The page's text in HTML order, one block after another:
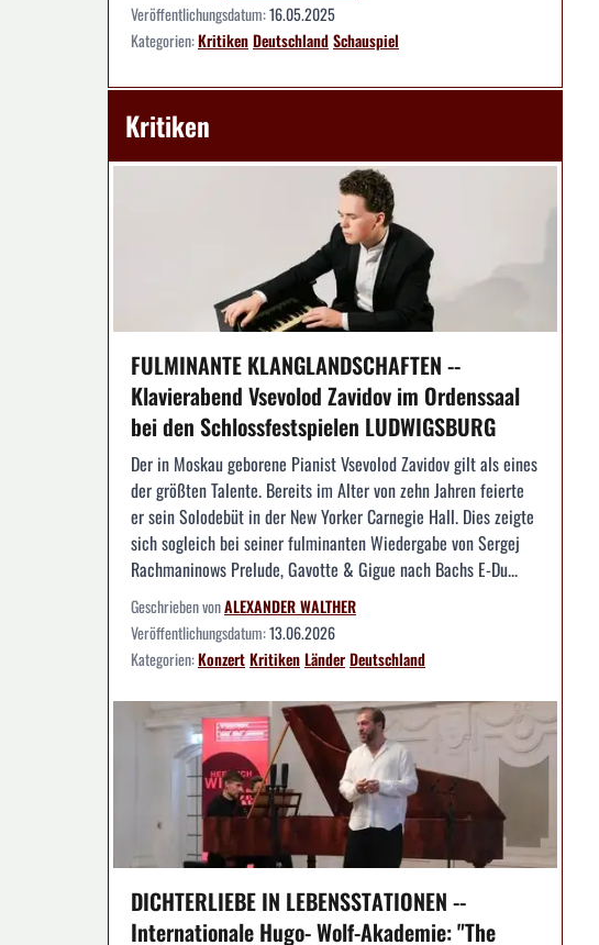
Veröffentlichungsdatum:16.05.2025
Kategorien:KritikenDeutschlandSchauspiel
Kritiken
FULMINANTE KLANGLANDSCHAFTEN --
Klavierabend Vsevolod Zavidov im Ordenssaal
bei den Schlossfestspielen LUDWIGSBURG
Der in Moskau geborene Pianist Vsevolod Zavidov gilt als eines
der größten Talente. Bereits im Alter von zehn Jahren feierte
er sein Solodebüt in der New Yorker Carnegie Hall. Dies zeigte
sich sogleich bei seiner fulminanten Wiedergabe von Sergej
Rachmaninows Prelude, Gavotte & Gigue nach Bachs E-Du...
Geschrieben vonALEXANDER WALTHER
Veröffentlichungsdatum:13.06.2026
Kategorien:KonzertKritikenLänderDeutschland
DICHTERLIEBE IN LEBENSSTATIONEN --
Internationale Hugo- Wolf-Akademie: "The